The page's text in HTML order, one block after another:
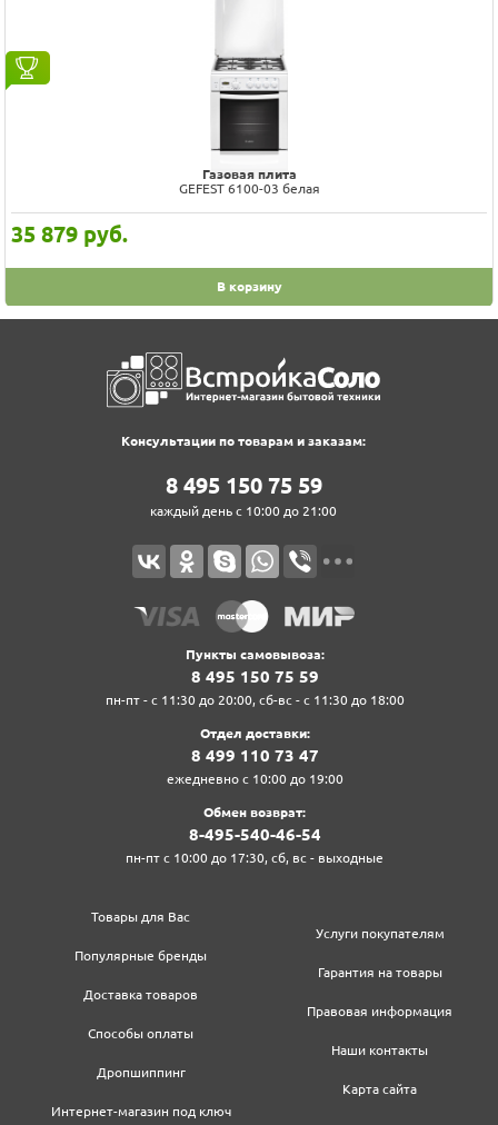
Газовая плита
GEFEST 6100-03 белая
35 879 руб.
В корзину
Консультации по товарам и заказам:
8‍ 4‍9‍5‍ 1‍5‍0‍ 7‍5‍ 5‍9‍
каждый день с 10:00 до 21:00
Пункты самовывоза:
8‍ 4‍9‍5‍ 1‍5‍0‍ 7‍5‍ 5‍9‍
пн-пт - с 11:30 до 20:00, сб-вс - с 11:30 до 18:00
Отдел доставки:
8‍ 4‍9‍9‍ 1‍1‍0‍ 7‍3‍ 4‍7‍
ежедневно с 10:00 до 19:00
Обмен возврат:
8‍-4‍9‍5‍-5‍4‍0‍-4‍6‍-5‍4‍
пн-пт с 10:00 до 17:30, сб, вс - выходные
Товары для Вас
Популярные бренды
Доставка товаров
Способы оплаты
Дропшиппинг
Интернет-магазин под ключ
Услуги покупателям
Гарантия на товары
Правовая информация
Наши контакты
Карта сайта